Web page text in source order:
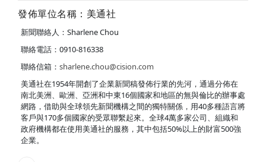
發佈單位名稱：美通社
新聞聯絡人：Sharlene Chou
聯絡電話：0910-816338
聯絡信箱： sharlene.chou@cision.com
美通社在1954年開創了企業新聞稿發佈行業的先河，通過分佈在
南北美洲、歐洲、亞洲和中東16個國家和地區的無與倫比的辦事處
網路，借助與全球領先新聞機構之間的獨特關係，用40多種語言將
客戶與170多個國家的受眾聯繫起來。全球4萬多家公司、組織和
政府機構都在使用美通社的服務，其中包括50%以上的財富500強
企業。